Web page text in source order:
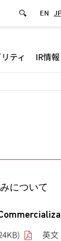
EN
ティ IR情報
について
英文